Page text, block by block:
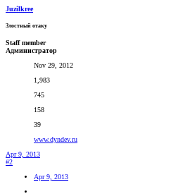
Juzilkree
Злостный отаку
Staff member
Администратор
Nov 29, 2012
1,983
745
158
39
www.dyndev.ru
Apr 9, 2013
#2
Apr 9, 2013